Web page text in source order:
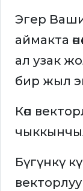
Эгер
аймакта
ал узак
бир жыл
Көп
Бүгүнкү